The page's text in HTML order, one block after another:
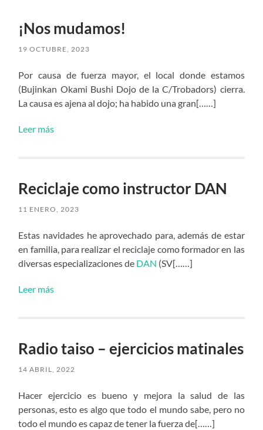
¡Nos mudamos!
19 OCTUBRE, 2023
Por causa de fuerza mayor, el local donde estamos
(Bujinkan Okami Bushi Dojo de la C/Trobadors) cierra.
La causa es ajena al dojo; ha habido una gran[……]
Leer más
Reciclaje como instructor DAN
11 ENERO, 2023
Estas navidades he aprovechado para, además de estar
en familia, para realizar el reciclaje como formador en las
diversas especializaciones de DAN (SV[……]
Leer más
Radio taiso – ejercicios matinales
14 ABRIL, 2022
Hacer ejercicio es bueno y mejora la salud de las
personas, esto es algo que todo el mundo sabe, pero no
todo el mundo es capaz de tener la fuerza de[……]